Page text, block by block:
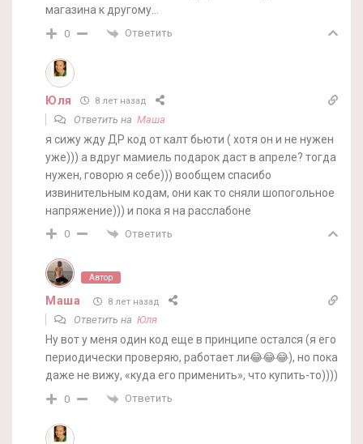
магазина к другому…
0 Ответить
Юля 8 лет назад
Ответить на Маша
я сижу жду ДР код от калт бьюти ( хотя он и не нужен
уже))) а вдруг мамиель подарок даст в апреле? тогда
нужен, говорю я себе))) вообщем спасибо
извинительным кодам, они как то сняли шопогольное
напряжение))) и пока я на расслабоне
0 Ответить
Автор
Маша 8 лет назад
Ответить на Юля
Ну вот у меня один код еще в принципе остался (я его
периодически проверяю, работает ли😂😂😂), но пока
даже не вижу, «куда его применить», что купить-то))))
0 Ответить